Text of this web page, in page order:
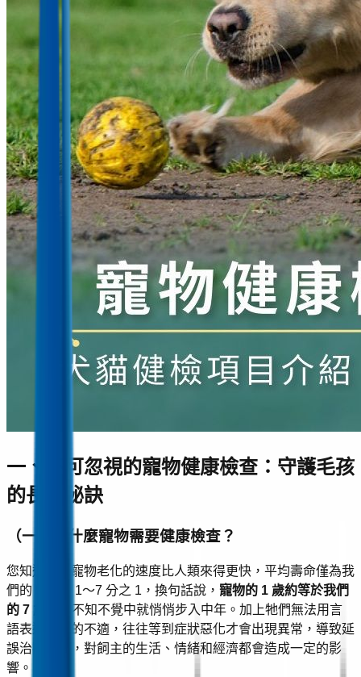
一、不可忽視的寵物健康檢查：守護毛孩
的長壽秘訣
（一）為什麼寵物需要健康檢查？
您知道嗎？寵物老化的速度比人類來得更快，平均壽命僅為我
們的 5 分之 1～7 分之 1，換句話說， 寵物的 1 歲約等於我們
的 7 歲
，在不知不覺中就悄悄步入中年。加上牠們無法用言
語表達身體的不適，往往等到症狀惡化才會出現異常，導致延
誤治療時間，對飼主的生活、情緒和經濟都會造成一定的影
響。